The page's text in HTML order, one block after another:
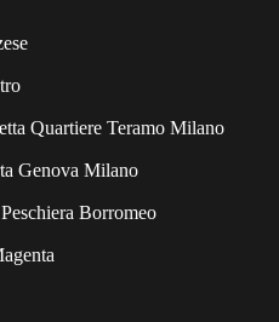
Quartiere Teramo Milano
Genova Milano
Borromeo